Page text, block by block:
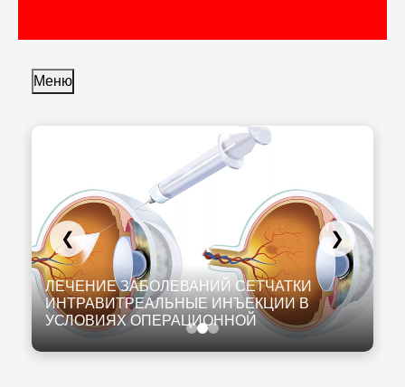
Меню
ЛЕЧЕНИЕ ЗАБОЛЕВАНИЙ СЕТЧАТКИ
ИНТРАВИТРЕАЛЬНЫЕ ИНЪЕКЦИИ В
УСЛОВИЯХ ОПЕРАЦИОННОЙ
❮ ❯